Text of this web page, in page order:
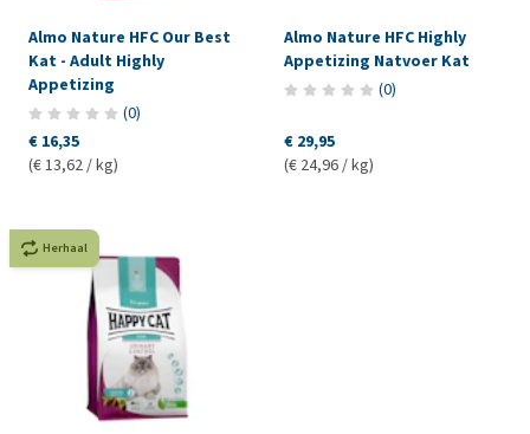
Almo Nature HFC Our Best
Kat - Adult Highly
Appetizing
(0)
€ 16,35
(€ 13,62 / kg)
Almo Nature HFC Highly
Appetizing Natvoer Kat
(0)
€ 29,95
(€ 24,96 / kg)
Herhaal